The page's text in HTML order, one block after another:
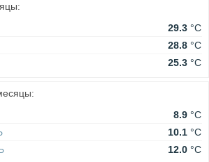
29.3 °C
28.8 °C
25.3 °C
8.9 °C
10.1 °C
12.0 °C